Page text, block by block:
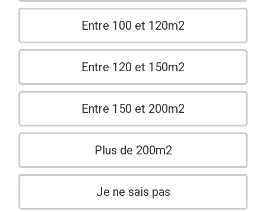
Entre 100 et 120m2
Entre 120 et 150m2
Entre 150 et 200m2
Plus de 200m2
Je ne sais pas